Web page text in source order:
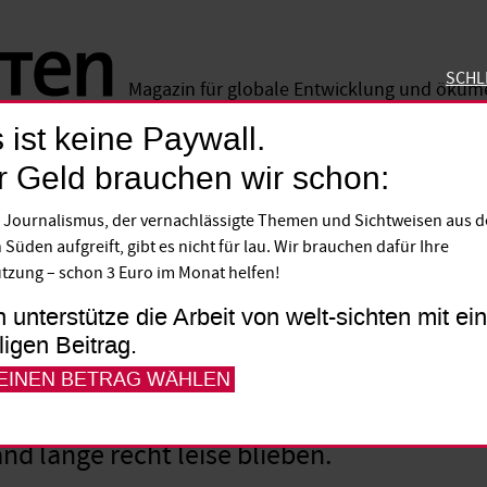
Magazin für globale Entwicklung und
1980 an die Spitze der neuen
Volk und das Ausland mit einer Politik
von Anfang an versuchte er auch,
Gewalt. Dabei ging Mugabe so
und Verstößen gegen die
lange recht leise blieben.
ist keine Paywall.
Geld brauchen wir schon:
Journalismus, der vernachlässigte Themen und Sichtweisen aus
Süden aufgreift, gibt es nicht für lau. Wir brauchen dafür Ihre
– schon 3 Euro im Monat helfen!
unterstütze die Arbeit von welt-sichten mit
Beitrag.
BETRAG WÄHLEN